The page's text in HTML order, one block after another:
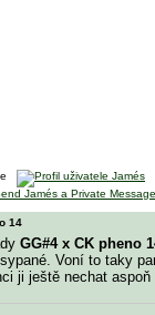
14
GG#4 x CK pheno
Voní to taky
ji ještě nechat